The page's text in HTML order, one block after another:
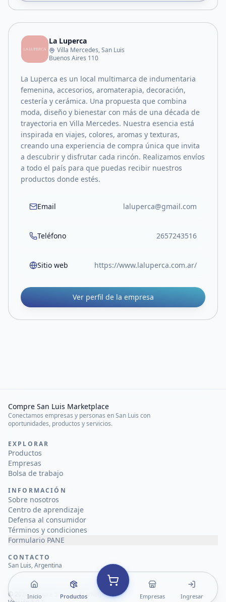
La Luperca
Villa Mercedes, San Luis
Buenos Aires 110
La Luperca es un local multimarca de indumentaria
femenina, accesorios, aromaterapia, decoración,
cestería y cerámica. Una propuesta que combina
moda, diseño y bienestar con más de una década de
trayectoria en Villa Mercedes. Nuestra esencia está
inspirada en viajes, colores, aromas y texturas,
creando una experiencia de compra única que invita
a descubrir y disfrutar cada rincón. Realizamos envíos
a todo el país para que puedas recibir nuestros
productos donde estés.
Email laluperca@gmail.com
Teléfono 2657243516
Sitio web https://www.laluperca.com.ar/
Ver perfil de la empresa
Inicio Productos Empresas Ingresar
Compre San Luis Marketplace
Conectamos empresas y personas en San Luis con
oportunidades, productos y servicios.
EXPLORAR
Productos
Empresas
Bolsa de trabajo
INFORMACIÓN
Sobre nosotros
Centro de aprendizaje
Defensa al consumidor
Términos y condiciones
Formulario PANE
CONTACTO
San Luis, Argentina
© 2026Compre San Luis Marketplace